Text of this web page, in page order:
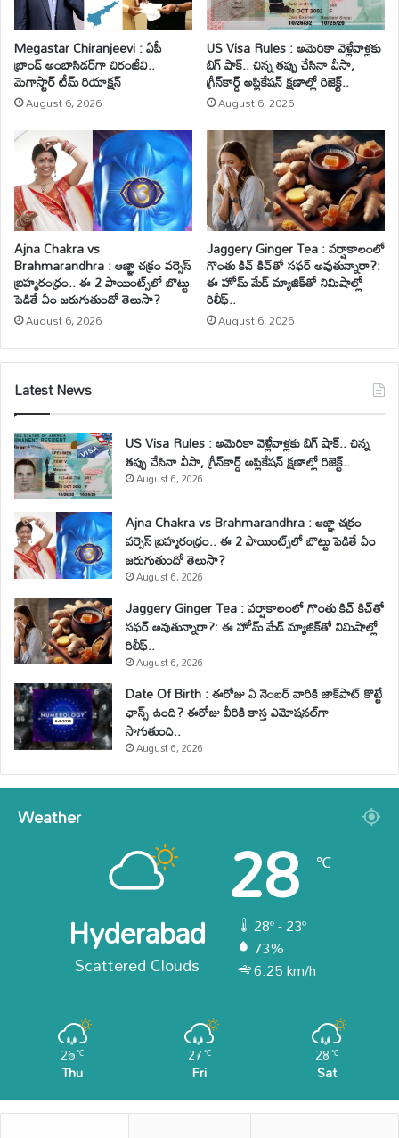
Megastar Chiranjeevi : ఏపీ
బ్రాండ్ అంబాసిడర్‌గా చిరంజీవి..
మెగాస్టార్ టీమ్ రియాక్షన్
August 6, 2026
US Visa Rules : అమెరికా వెళ్లేవాళ్లకు
బిగ్ షాక్.. చిన్న తప్పు చేసినా వీసా,
గ్రీన్‌కార్డ్ అప్లికేషన్ క్షణాల్లో రిజెక్ట్..
August 6, 2026
Ajna Chakra vs
Brahmarandhra : ఆజ్ఞా చక్రం వర్సెస్
బ్రహ్మరంధ్రం.. ఈ 2 పాయింట్స్‌లో బొట్టు
పెడితే ఏం జరుగుతుందో తెలుసా?
August 6, 2026
Jaggery Ginger Tea : వర్షాకాలంలో
గొంతు కిచ్ కిచ్‌తో సఫర్ అవుతున్నారా?:
ఈ హోమ్ మేడ్ మ్యాజిక్‌తో నిమిషాల్లో
రిలీఫ్..
August 6, 2026
Latest News
US Visa Rules : అమెరికా వెళ్లేవాళ్లకు బిగ్ షాక్.. చిన్న
తప్పు చేసినా వీసా, గ్రీన్‌కార్డ్ అప్లికేషన్ క్షణాల్లో రిజెక్ట్..
August 6, 2026
Ajna Chakra vs Brahmarandhra : ఆజ్ఞా చక్రం
వర్సెస్ బ్రహ్మరంధ్రం.. ఈ 2 పాయింట్స్‌లో బొట్టు పెడితే ఏం
జరుగుతుందో తెలుసా?
August 6, 2026
Jaggery Ginger Tea : వర్షాకాలంలో గొంతు కిచ్ కిచ్‌తో
సఫర్ అవుతున్నారా?: ఈ హోమ్ మేడ్ మ్యాజిక్‌తో నిమిషాల్లో
రిలీఫ్..
August 6, 2026
Date Of Birth : ఈరోజు ఏ నెంబర్ వారికి జాక్‌పాట్ కొట్టే
ఛాన్స్ ఉంది? ఈరోజు వీరికి కాస్త ఎమోషనల్‌గా
సాగుతుంది..
August 6, 2026
Weather
Hyderabad
Scattered Clouds
28 ℃
28º - 23º
73%
6.25 km/h
26℃
Thu
27℃
Fri
28℃
Sat